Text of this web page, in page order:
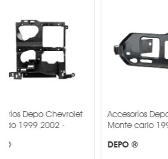
Chevrolet
-
Accesorios Depo Chevrolet
Monte carlo 1995 1999 -